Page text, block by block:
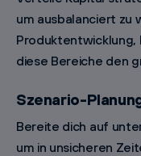
um ausbalanciert zu
Produktentwicklung,
diese Bereiche den
Szenario-
Bereite dich auf
um in unsicheren